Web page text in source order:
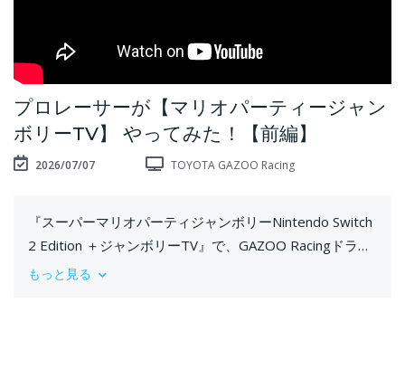
プロレーサーが【マリオパーティージャン
ボリーTV】 やってみた！【前編】
2026/07/07 TOYOTA GAZOO Racing
『スーパーマリオパーティジャンボリーNintendo Switch
2 Edition ＋ジャンボリーTV』で、GAZOO Racingドライ
バー『坪井翔、笹原右京、大湯都史樹、阪口晴南』がミ
もっと見る